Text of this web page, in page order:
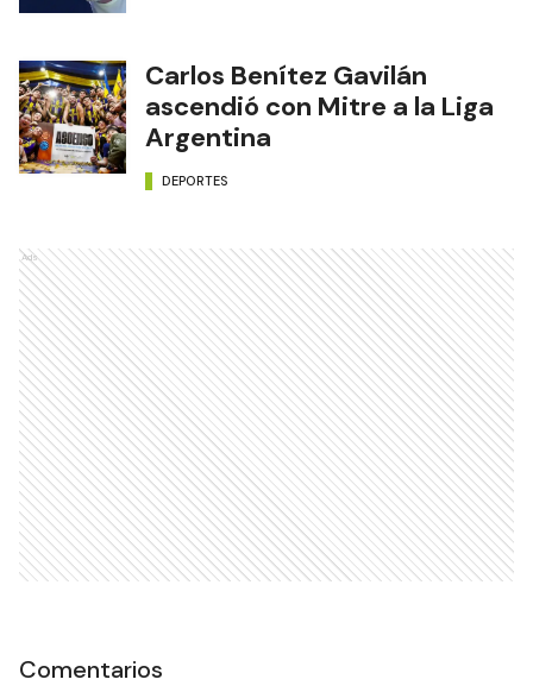
Carlos Benítez Gavilán
ascendió con Mitre a la Liga
Argentina
DEPORTES
Ads
Comentarios